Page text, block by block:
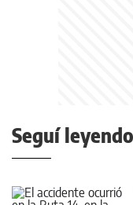
Seguí leyendo